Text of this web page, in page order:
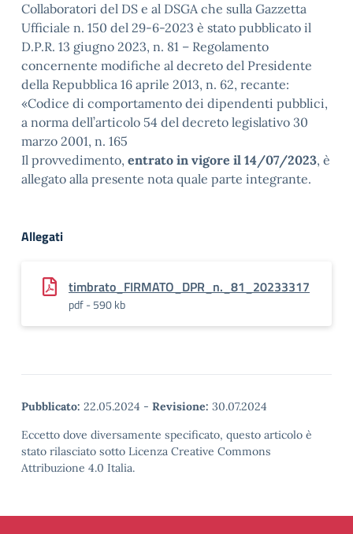
Collaboratori del DS e al DSGA che sulla Gazzetta
Ufficiale n. 150 del 29-6-2023 è stato pubblicato il
D.P.R. 13 giugno 2023, n. 81 – Regolamento
concernente modifiche al decreto del Presidente
della Repubblica 16 aprile 2013, n. 62, recante:
«Codice di comportamento dei dipendenti pubblici,
a norma dell’articolo 54 del decreto legislativo 30
marzo 2001, n. 165
Il provvedimento, entrato in vigore il 14/07/2023, è
allegato alla presente nota quale parte integrante.
Allegati
timbrato_FIRMATO_DPR_n._81_20233317
pdf - 590 kb
Pubblicato: 22.05.2024 - Revisione: 30.07.2024
Eccetto dove diversamente specificato, questo articolo è
stato rilasciato sotto Licenza Creative Commons
Attribuzione 4.0 Italia.